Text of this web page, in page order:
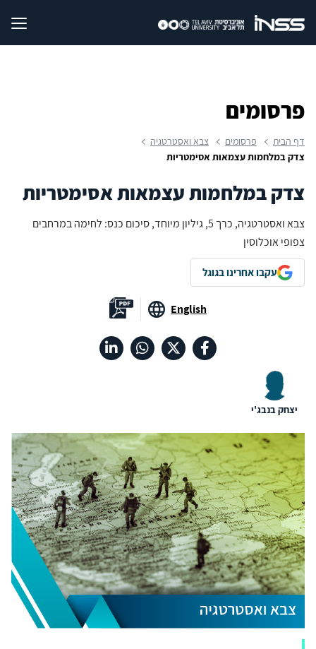
פרסומים
דף הבית פרסומים
צבא ואסטרטגיה
צדק במלחמות עצמאות אסימטריות
צדק במלחמות עצמאות אסימטריות
צבא ואסטרטגיה, כרך 5, גיליון מיוחד, סיכום כנס: לחימה במרחבים
צפופי אוכלוסין
עקבו אחרינו בגוגל
English
יצחק בנבג'י